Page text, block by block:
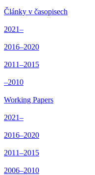
Články v časopisech
2021–
2016–2020
2011–2015
–2010
Working Papers
2021–
2016–2020
2011–2015
2006–2010